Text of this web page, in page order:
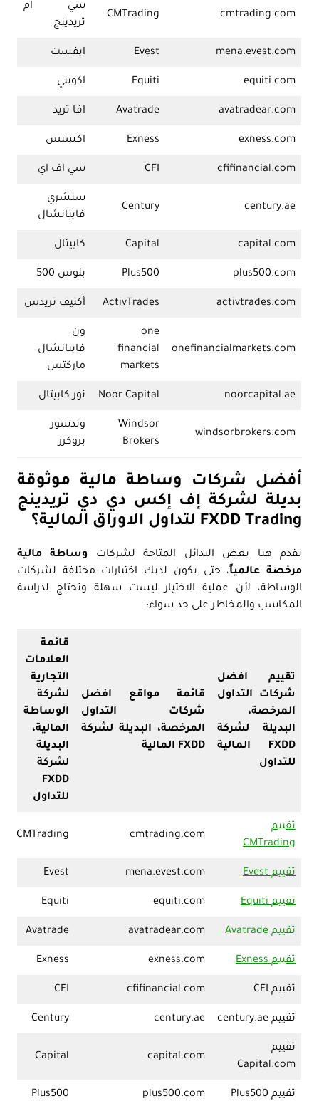
cmtrading.com
CMTrading
سي ام
تريدينج
mena.evest.com
Evest ايفست
equiti.com
Equiti اكويني
avatradear.com
Avatrade افا تريد
exness.com
Exness اكسنس
cfifinancial.com
CFI سي اف اي
century.ae
Century
سنشري
فاينانشال
capital.com
Capital كابيتال
plus500.com
Plus500 بلوس 500
activtrades.com
ActivTrades أكتيف تريدس
onefinancialmarkets.com
one
financial
markets
ون
فاينانشال
ماركتس
noorcapital.ae
Noor Capital نور كابيتال
windsorbrokers.com
Windsor
Brokers
وندسور
بروكرز
أفضل شركات وساطة مالية موثوقة
بديلة لشركة إف إكس دي دي تريدينج
FXDD Trading لتداول الاوراق المالية؟
نقدم هنا بعض البدائل المتاحة لشركات وساطة مالية
مرخصة عالمياً، حتى يكون لديك اختيارات مختلفة لشركات
الوساطة، لأن عملية الاختيار ليست سهلة وتحتاج لدراسة
المكاسب والمخاطر على حد سواء:
تقييم افضل
شركات التداول
المرخصة،
البديلة لشركة
FXDD المالية
للتداول
قائمة مواقع افضل
شركات التداول
المرخصة، البديلة لشركة
FXDD المالية
قائمة
العلامات
التجارية
لشركة
الوساطة
المالية،
البديلة
لشركة
FXDD
للتداول
تقييم
CMTrading
cmtrading.com
CMTrading
تقييم Evest mena.evest.com
Evest
تقييم Equiti equiti.com
Equiti
تقييم Avatrade avatradear.com
Avatrade
تقييم Exness exness.com
Exness
تقييم CFI cfifinancial.com
CFI
تقييم century.ae century.ae
Century
تقييم
Capital.com
capital.com
Capital
تقييم Plus500 plus500.com
Plus500